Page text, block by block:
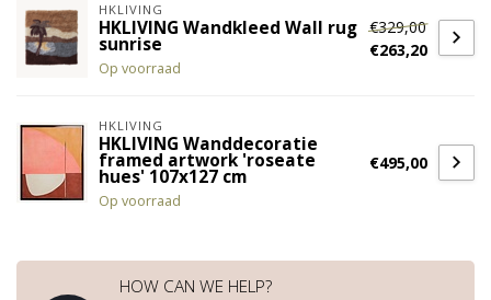
HKLIVING
HKLIVING Wandkleed Wall rug
sunrise
Op voorraad
€329,00
€263,20
HKLIVING
HKLIVING Wanddecoratie
framed artwork 'roseate
hues' 107x127 cm
Op voorraad
€495,00
HOW CAN WE HELP?